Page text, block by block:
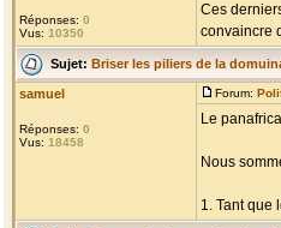
Réponses: 0
Vus: 10350
Ces
convaincre
Sujet: Briser les piliers de la
samuel
Réponses: 0
Vus: 18458
Forum:
Le
Nous
1. Tant que